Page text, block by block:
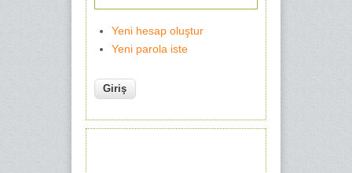
Yeni hesap oluştur
Yeni parola iste